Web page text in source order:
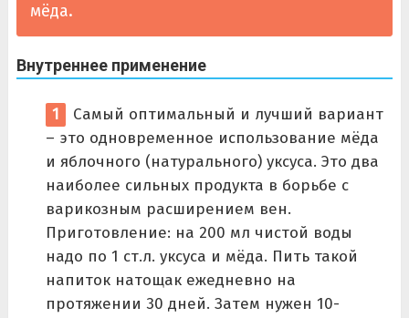
мёда.
Внутреннее применение
Самый оптимальный и лучший вариант
– это одновременное использование мёда
и яблочного (натурального) уксуса. Это два
наиболее сильных продукта в борьбе с
варикозным расширением вен.
Приготовление: на 200 мл чистой воды
надо по 1 ст.л. уксуса и мёда. Пить такой
напиток натощак ежедневно на
протяжении 30 дней. Затем нужен 10-